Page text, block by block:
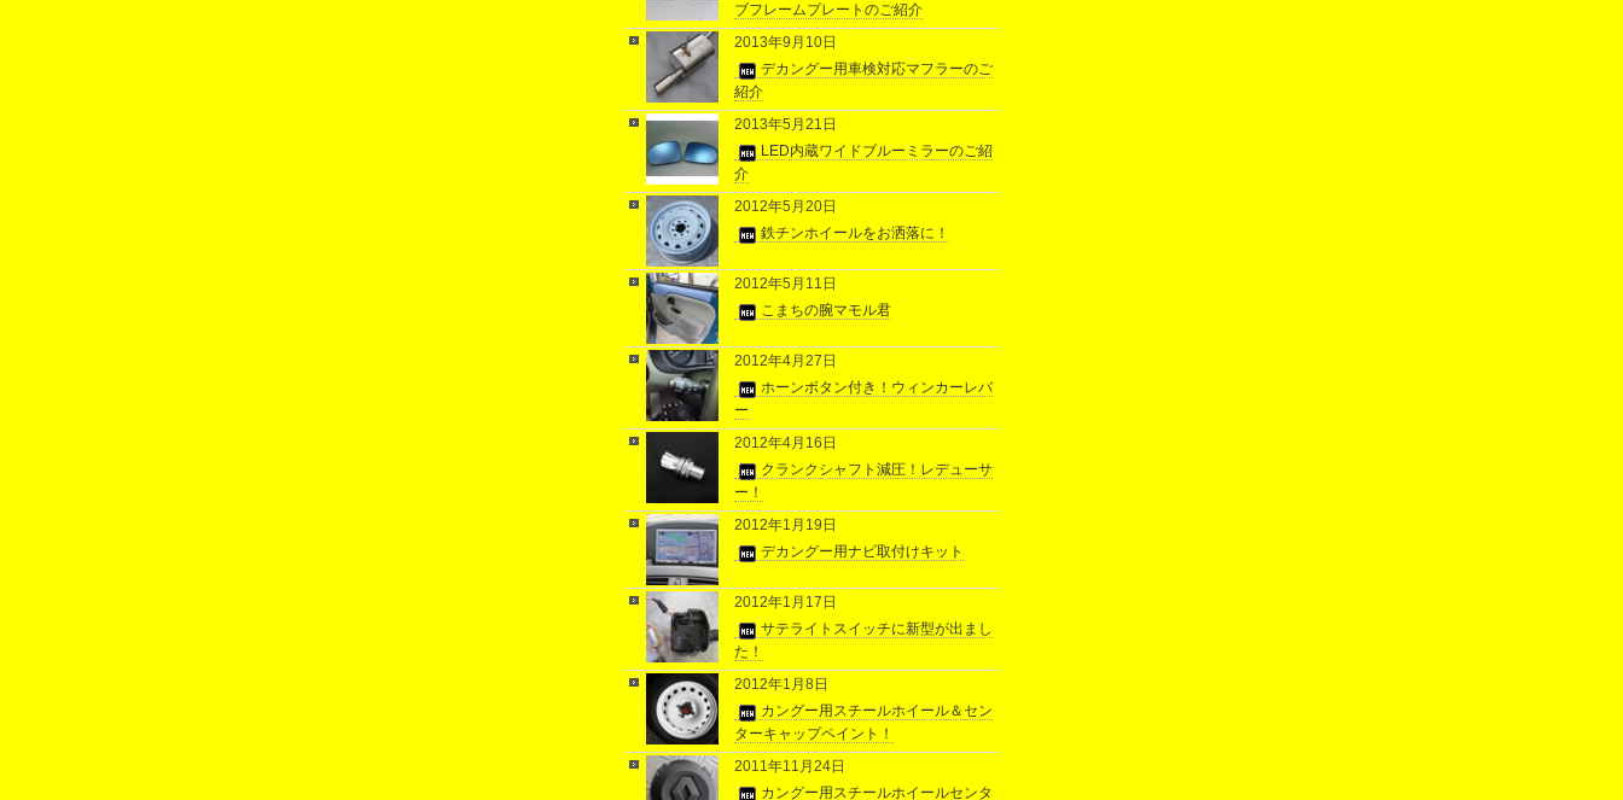
ブフレームプレートのご紹介
2013年9月10日
デカングー用車検対応マフラーのご
紹介
2013年5月21日
LED内蔵ワイドブルーミラーのご紹
介
2012年5月20日
鉄チンホイールをお洒落に！
2012年5月11日
こまちの腕マモル君
2012年4月27日
ホーンボタン付き！ウィンカーレバ
ー
2012年4月16日
クランクシャフト減圧！レデューサ
ー！
2012年1月19日
デカングー用ナビ取付けキット
2012年1月17日
サテライトスイッチに新型が出まし
た！
2012年1月8日
カングー用スチールホイール＆セン
ターキャップペイント！
2011年11月24日
カングー用スチールホイールセンタ